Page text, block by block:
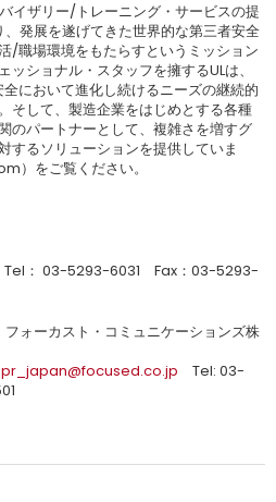
イザリー/トレーニング・サービスの提
発展を遂げてきた世界的な第三者安全
/職場環境をもたらすというミッション
ショナル・スタッフを擁するULは、
において進化し続けるニーズの継続的
そして、製造企業をはじめとする各種
のパートナーとして、複雑さを増すグ
するソリューションを提供していま
）をご覧ください。
Tel： 03-5293-6031 Fax：03-5293-
ーカスト・コミュニケーションズ株
Tel: 03-